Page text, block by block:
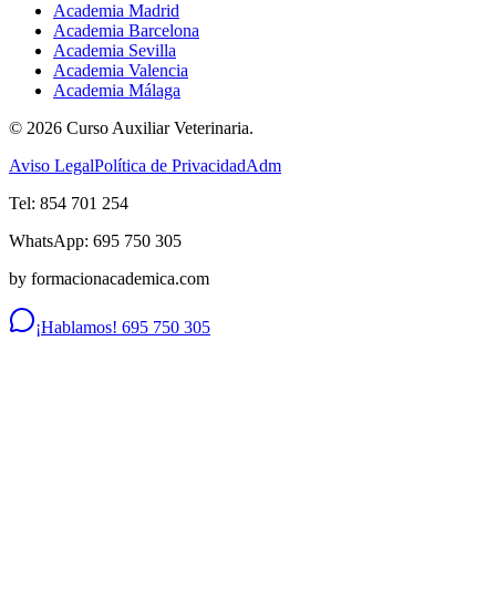
Academia Madrid
Academia Barcelona
Academia Sevilla
Academia Valencia
Academia Málaga
© 2026 Curso Auxiliar Veterinaria.
Aviso LegalPolítica de PrivacidadAdm
Tel: 854 701 254
WhatsApp: 695 750 305
by formacionacademica.com
¡Hablamos! 695 750 305